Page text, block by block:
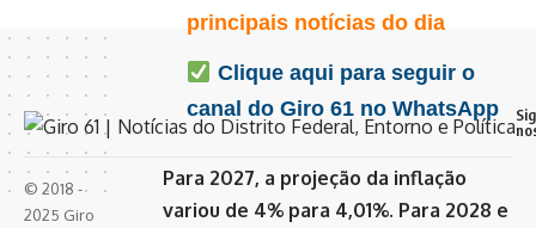
principais notícias do dia
Clique aqui para seguir o
canal do Giro 61 no WhatsApp
Para 2027, a projeção da inflação
variou de 4% para 4,01%. Para 2028 e
© 2018 -
2025 Giro